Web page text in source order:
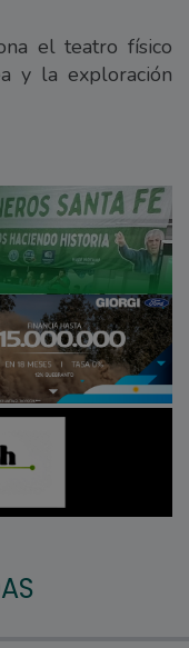
el teatro físico
y la exploración